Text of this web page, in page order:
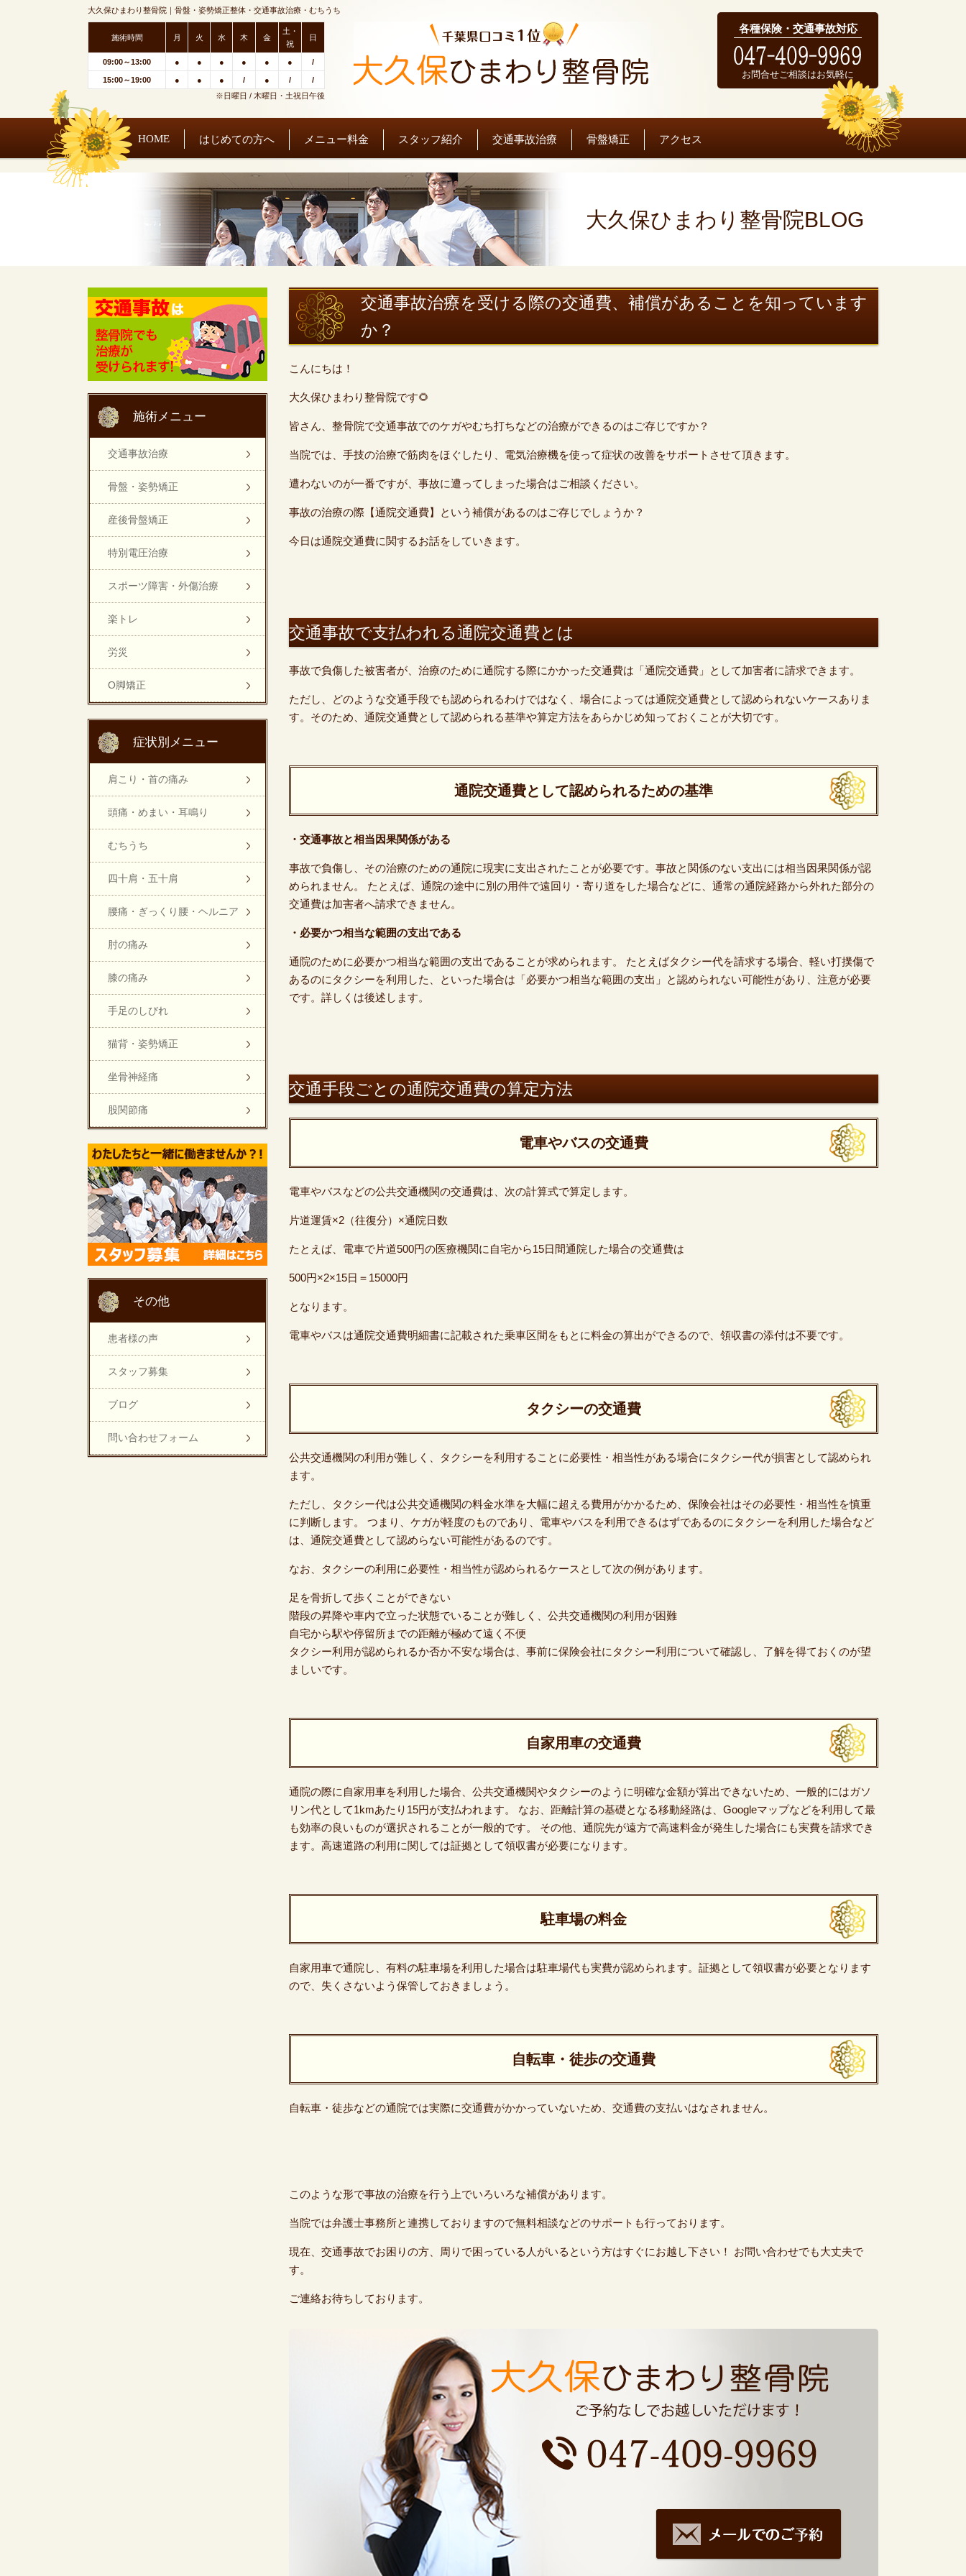
大久保ひまわり整骨院｜骨盤・姿勢矯正整体・交通事故治療・むちうち
施術時間 月 火 水 木 金
土・
祝
日
09:00～13:00 ● ● ● ● ● ● /
15:00～19:00 ● ● ● / ● /
/
※日曜日 / 木曜日・土祝日午後
各種保険・交通事故対応
お問合せご相談はお気軽に
HOME はじめての方へ メニュー料金 スタッフ紹介 交通事故治療 骨盤矯正 アクセス
大久保ひまわり整骨院BLOG
交通事故治療を受ける際の交通費、補償があることを知っています
か？
こんにちは！
大久保ひまわり整骨院です🌻
皆さん、整骨院で交通事故でのケガやむち打ちなどの治療ができるのはご存じですか？
当院では、手技の治療で筋肉をほぐしたり、電気治療機を使って症状の改善をサポートさせて頂きます。
遭わないのが一番ですが、事故に遭ってしまった場合はご相談ください。
事故の治療の際【通院交通費】という補償があるのはご存じでしょうか？
今日は通院交通費に関するお話をしていきます。
交通事故で支払われる通院交通費とは
事故で負傷した被害者が、治療のために通院する際にかかった交通費は「通院交通費」として加害者に請求できます。
ただし、どのような交通手段でも認められるわけではなく、場合によっては通院交通費として認められないケースありま
す。そのため、通院交通費として認められる基準や算定方法をあらかじめ知っておくことが大切です。
通院交通費として認められるための基準
・交通事故と相当因果関係がある
事故で負傷し、その治療のための通院に現実に支出されたことが必要です。事故と関係のない支出には相当因果関係が認
められません。 たとえば、通院の途中に別の用件で遠回り・寄り道をした場合などに、通常の通院経路から外れた部分の
交通費は加害者へ請求できません。
・必要かつ相当な範囲の支出である
通院のために必要かつ相当な範囲の支出であることが求められます。 たとえばタクシー代を請求する場合、軽い打撲傷で
あるのにタクシーを利用した、といった場合は「必要かつ相当な範囲の支出」と認められない可能性があり、注意が必要
です。詳しくは後述します。
交通手段ごとの通院交通費の算定方法
電車やバスの交通費
電車やバスなどの公共交通機関の交通費は、次の計算式で算定します。
片道運賃×2（往復分）×通院日数
たとえば、電車で片道500円の医療機関に自宅から15日間通院した場合の交通費は
500円×2×15日＝15000円
となります。
電車やバスは通院交通費明細書に記載された乗車区間をもとに料金の算出ができるので、領収書の添付は不要です。
タクシーの交通費
公共交通機関の利用が難しく、タクシーを利用することに必要性・相当性がある場合にタクシー代が損害として認められ
ます。
ただし、タクシー代は公共交通機関の料金水準を大幅に超える費用がかかるため、保険会社はその必要性・相当性を慎重
に判断します。 つまり、ケガが軽度のものであり、電車やバスを利用できるはずであるのにタクシーを利用した場合など
は、通院交通費として認めらない可能性があるのです。
なお、タクシーの利用に必要性・相当性が認められるケースとして次の例があります。
足を骨折して歩くことができない
階段の昇降や車内で立った状態でいることが難しく、公共交通機関の利用が困難
自宅から駅や停留所までの距離が極めて遠く不便
タクシー利用が認められるか否か不安な場合は、事前に保険会社にタクシー利用について確認し、了解を得ておくのが望
ましいです。
自家用車の交通費
通院の際に自家用車を利用した場合、公共交通機関やタクシーのように明確な金額が算出できないため、一般的にはガソ
リン代として1kmあたり15円が支払われます。 なお、距離計算の基礎となる移動経路は、Googleマップなどを利用して最
も効率の良いものが選択されることが一般的です。 その他、通院先が遠方で高速料金が発生した場合にも実費を請求でき
ます。高速道路の利用に関しては証拠として領収書が必要になります。
駐車場の料金
自家用車で通院し、有料の駐車場を利用した場合は駐車場代も実費が認められます。証拠として領収書が必要となります
ので、失くさないよう保管しておきましょう。
自転車・徒歩の交通費
自転車・徒歩などの通院では実際に交通費がかかっていないため、交通費の支払いはなされません。
このような形で事故の治療を行う上でいろいろな補償があります。
当院では弁護士事務所と連携しておりますので無料相談などのサポートも行っております。
現在、交通事故でお困りの方、周りで困っている人がいるという方はすぐにお越し下さい！ お問い合わせでも大丈夫で
す。
ご連絡お待ちしております。
施術メニュー
交通事故治療
骨盤・姿勢矯正
産後骨盤矯正
特別電圧治療
スポーツ障害・外傷治療
楽トレ
労災
O脚矯正
症状別メニュー
肩こり・首の痛み
頭痛・めまい・耳鳴り
むちうち
四十肩・五十肩
腰痛・ぎっくり腰・ヘルニア
肘の痛み
膝の痛み
手足のしびれ
猫背・姿勢矯正
坐骨神経痛
股関節痛
その他
患者様の声
スタッフ募集
ブログ
問い合わせフォーム